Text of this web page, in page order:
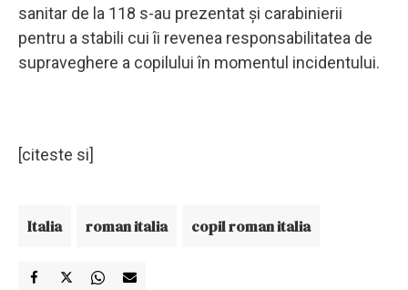
sanitar de la 118 s-au prezentat și carabinierii
pentru a stabili cui îi revenea responsabilitatea de
supraveghere a copilului în momentul incidentului.
[citeste si]
Italia roman italia copil roman italia